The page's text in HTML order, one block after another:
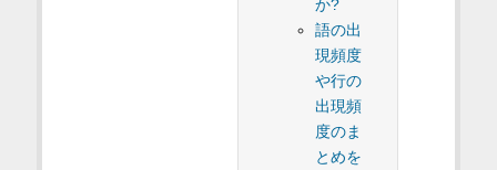
か?
語の出
現頻度
や行の
出現頻
度のま
とめを